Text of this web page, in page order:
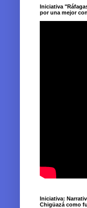
Iniciativa
por una mejor
Iniciativa:
Chigüazá como